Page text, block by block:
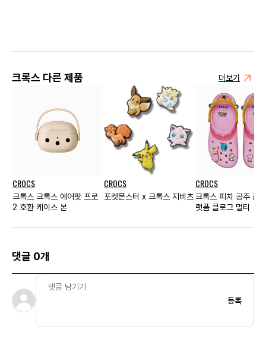
크록스 다른 제품 더보기
CROCS
크록스 크록스 에어팟 프로
2 호환 케이스 본
CROCS
포켓몬스터 x 크록스 지비츠
CROCS
크록스 피치 공주 클
랫폼 클로그 멀티
댓글 0개
등록